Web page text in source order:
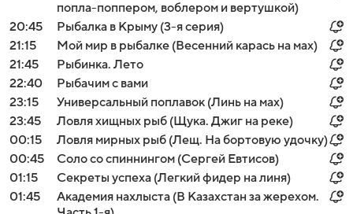
попла-поппером, воблером и вертушкой)
20:45
Рыбалка в Крыму (3-я серия)
21:15
Мой мир в рыбалке (Весенний карась на мах)
21:45
Рыбинка. Лето
22:40
Рыбачим с вами
23:15
Универсальный поплавок (Линь на мах)
23:45
Ловля хищных рыб (Щука. Джиг на реке)
00:15
Ловля мирных рыб (Лещ. На бортовую удочку)
00:45
Соло со спиннингом (Сергей Евтисов)
01:15
Секреты успеха (Легкий фидер на линя)
01:45
Академия нахлыста (В Казахстан за жерехом.